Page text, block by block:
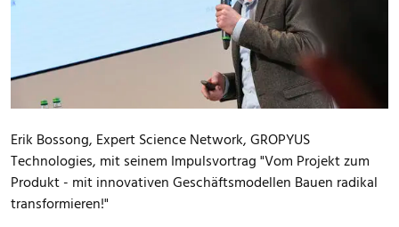
Erik Bossong, Expert Science Network, GROPYUS
Technologies, mit seinem Impulsvortrag "Vom Projekt zum
Produkt - mit innovativen Geschäftsmodellen Bauen radikal
transformieren!"